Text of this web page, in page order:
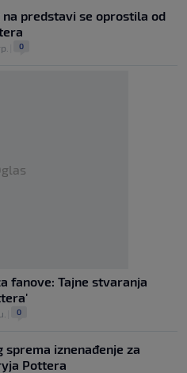
na predstavi se oprostila od
0
fanove: Tajne stvaranja
0
sprema iznenađenje za
Pottera